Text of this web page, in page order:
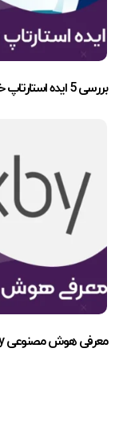
بررسی 5 ایده استارتاپ خلاقانه و پول‌ساز با هوش مصنوعی
معرفی هوش مصنوعی Bixby + بررسی 6 قابلیت آن